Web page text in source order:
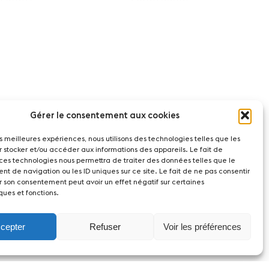
Gérer le consentement aux cookies
meilleures expériences, nous utilisons des technologies telles que les
stocker et/ou accéder aux informations des appareils. Le fait de
technologies nous permettra de traiter des données telles que le
de navigation ou les ID uniques sur ce site. Le fait de ne pas consentir
son consentement peut avoir un effet négatif sur certaines
et fonctions.
Refuser Voir les préférences